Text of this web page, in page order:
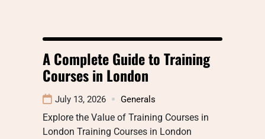
A Complete Guide to Training
Courses in London
July 13, 2026 Generals
Explore the Value of Training Courses in
London Training Courses in London